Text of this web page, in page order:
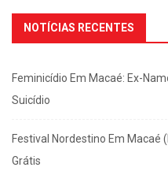
NOTÍCIAS RECENTES
Feminicídio Em Macaé: Ex-
Suicídio
Festival Nordestino Em Macaé
Grátis